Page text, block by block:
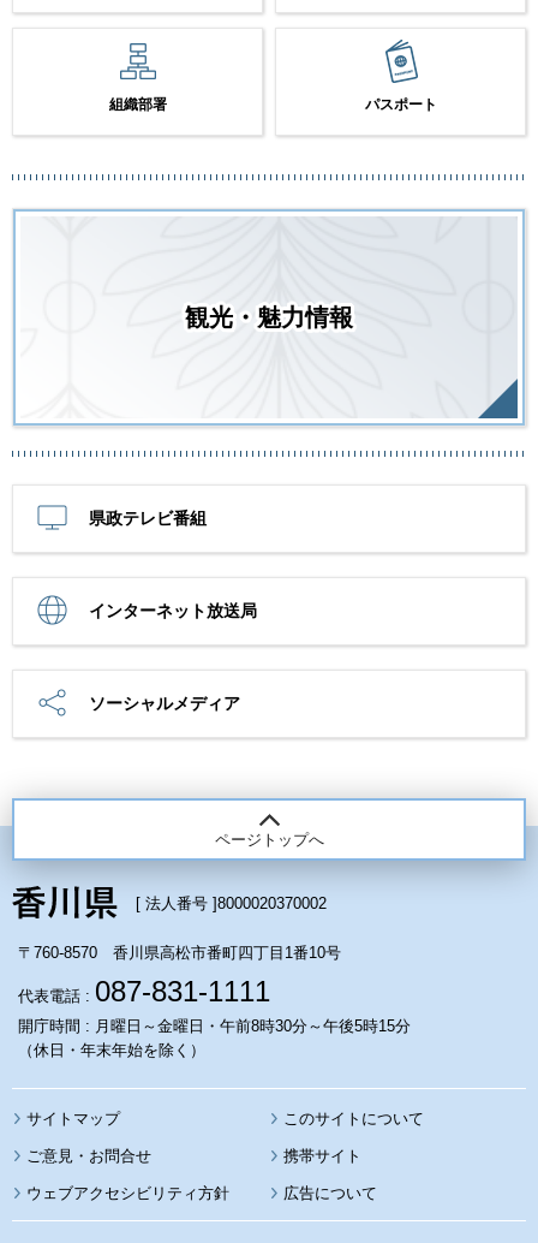
組織部署 パスポート
観光・魅力情報
県政テレビ番組
インターネット放送局
ソーシャルメディア
ページトップへ
[ 法人番号 ]8000020370002
〒760-8570 香川県高松市番町四丁目1番10号
代表電話 : 087-831-1111
開庁時間 : 月曜日～金曜日・午前8時30分～午後5時15分
（休日・年末年始を除く）
サイトマップ このサイトについて
携帯サイト
ウェブアクセシビリティ方針 広告について